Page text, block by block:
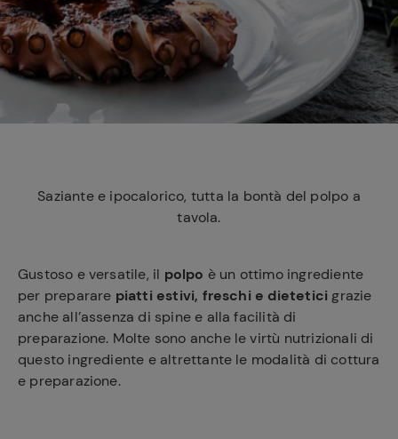
ricetta
il
Saziante e ipocalorico, tutta la bontà del polpo a
tavola.
Gustoso e versatile, il polpo è un ottimo ingrediente
per preparare piatti estivi, freschi e dieteticigrazie
anche all’assenza di spine e alla facilità di
preparazione. Molte sono anche le virtù nutrizionali di
questo ingrediente e altrettante le modalità di cottura
e preparazione.